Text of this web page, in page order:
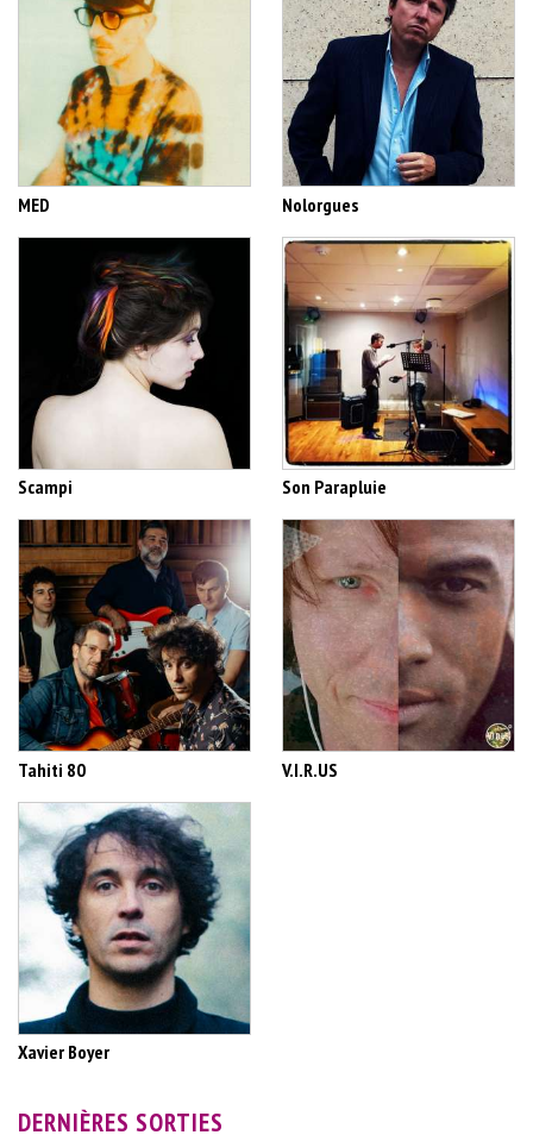
MED Nolorgues
Scampi Son Parapluie
Tahiti 80 V.I.R.US
Xavier Boyer
DERNIÈRES SORTIES